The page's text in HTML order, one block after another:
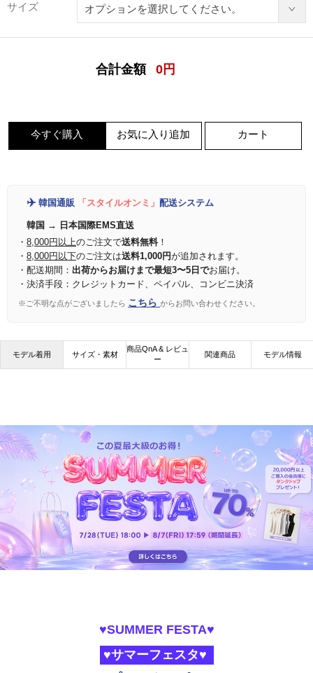
サイズ
合計金額 0 円
今すぐ購入 お気に入り追加 カート
✈️ 韓国通販 「スタイルオンミ」 配送システム
韓国 → 日本国際EMS直送
・ 8,000円以上のご注文で送料無料！
・ 8,000円以下のご注文は送料1,000円が追加されます。
・配送期間： 出荷からお届けまで最短3〜5日でお届け。
・決済手段：クレジットカード、ペイパル、コンビニ決済
※ご不明な点がございましたら こちら からお問い合わせください。
モデル着用 サイズ・素材
商品QnA & レビュ
ー
関連商品 モデル情報
♥SUMMER FESTA♥
♥サマーフェスタ♥